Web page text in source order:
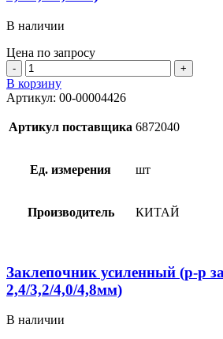
В наличии
Цена по запросу
Количество
товара
Заклепочник
силовой
425мм
заклепок
3,2/4,0/4,8мм)
В корзину
Артикул: 00-00004426
Артикул поставщика 6872040
Ед. измерения шт
Производитель КИТАЙ
Заклепочник усиленный (р-р
2,4/3,2/4,0/4,8мм)
В наличии